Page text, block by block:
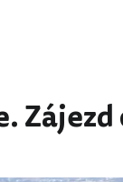
Zájezd